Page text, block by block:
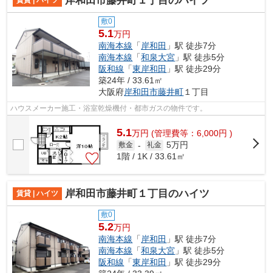
敷0
5.1万円
南海本線 「 岸和田 」駅 徒歩7分
南海本線 「和泉大宮 」駅 徒歩5分
阪和線 「東岸和田 」駅 徒歩29分
築24年 / 33.61㎡
大阪府岸和田市藤井町 １丁目
ハウスメーカー施工・浴室乾燥機付・都市ガスの物件です。
5.1万円 (管理費等：6,000円 )
敷金 - 礼金 5万円
1階 / 1K / 33.61㎡
賃貸 | ハイツ 岸和田市藤井町１丁目のハイツ
敷0
5.2万円
南海本線 「岸和田 」駅 徒歩7分
南海本線 「和泉大宮 」駅 徒歩5分
阪和線 「東岸和田 」駅 徒歩29分